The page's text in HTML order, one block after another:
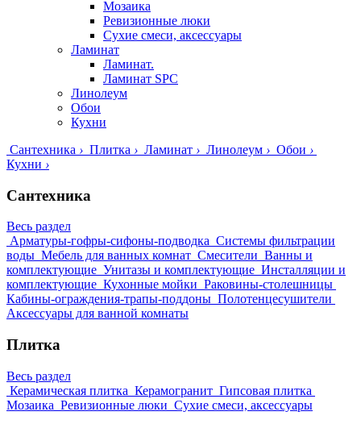
Мозаика
Ревизионные люки
Сухие смеси, аксессуары
Ламинат
Ламинат.
Ламинат SPC
Линолеум
Обои
Кухни
Сантехника › Плитка › Ламинат › Линолеум › Обои ›
Кухни ›
Сантехника
Весь раздел
Арматуры-гофры-сифоны-подводка Системы фильтрации
воды Мебель для ванных комнат Смесители Ванны и
комплектующие Унитазы и комплектующие Инсталляции и
комплектующие Кухонные мойки Раковины-столешницы
Кабины-ограждения-трапы-поддоны Полотенцесушители
Аксессуары для ванной комнаты
Плитка
Весь раздел
Керамическая плитка Керамогранит Гипсовая плитка
Мозаика Ревизионные люки Сухие смеси, аксессуары